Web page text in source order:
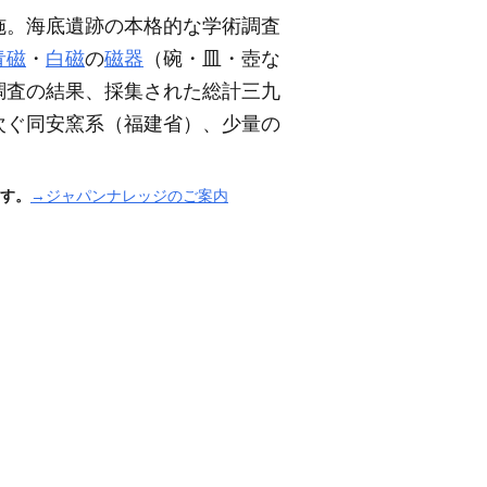
海底遺跡の本格的な学術調査
磁 ・ 白磁の磁器 （碗・皿・壺な
の結果、採集された総計三九
ぐ同安窯系 （福建省） 、少量の
。 →ジャパンナレッジのご案内